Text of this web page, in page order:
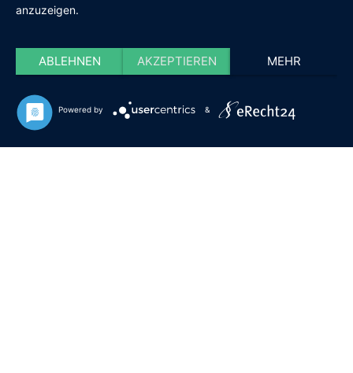
anzuzeigen.
ABLEHNEN AKZEPTIEREN MEHR
Powered by &